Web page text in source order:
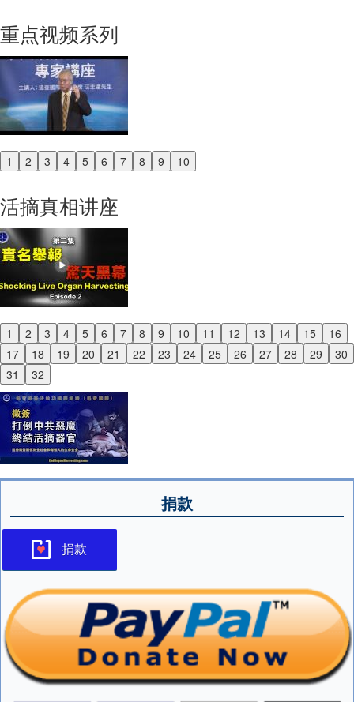
重点视频系列
1 2 3 4 5 6 7 8 9 10
Previous
活摘真相讲座
1 2 3 4 5 6 7 8 9 10 11 12 13 14 15
16
17
18 19 20 21 22 23 24 25 26 27 28 29
30
31
32
Previous
Next
捐款
捐款